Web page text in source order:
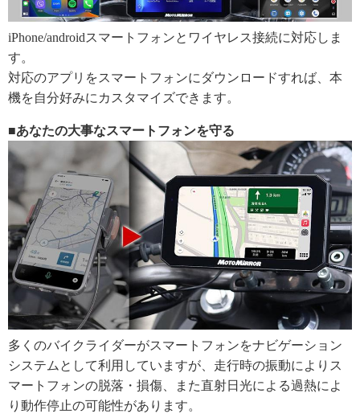
iPhone/androidスマートフォンとワイヤレス接続に対応しま
す。
対応のアプリをスマートフォンにダウンロードすれば、本
機を自分好みにカスタマイズできます。
■あなたの大事なスマートフォンを守る
多くのバイクライダーがスマートフォンをナビゲーション
システムとして利用していますが、走行時の振動によりス
マートフォンの脱落・損傷、また直射日光による過熱によ
り動作停止の可能性があります。